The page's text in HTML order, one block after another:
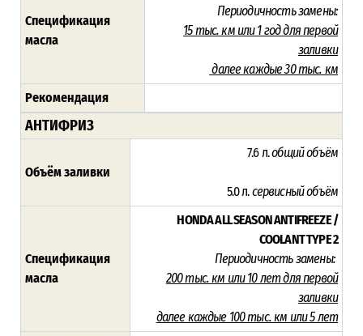
Спецификация
масла
Периодичность замены:
15 тыс. км или 1 год для первой
заливки
далее каждые 30 тыс. км
Рекомендация
АНТИФРИЗ
Объём заливки
7.6 л.общий объём
5.0 л.сервисный объём
Спецификация
масла
HONDA ALL SEASON ANTIFREEZE /
COOLANT TYPE 2
Периодичность замены:
200 тыс. км или 10 лет для первой
заливки
далее каждые 100 тыс. км или 5 лет